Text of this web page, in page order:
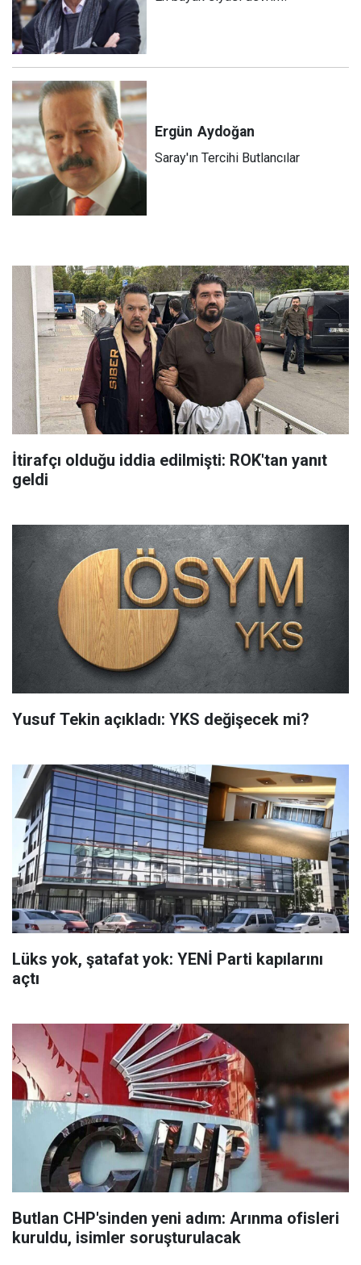
Ergün Aydoğan
Saray'ın Tercihi Butlancılar
İtirafçı olduğu iddia edilmişti: ROK'tan yanıt
geldi
Yusuf Tekin açıkladı: YKS değişecek mi?
Lüks yok, şatafat yok: YENİ Parti kapılarını
açtı
Butlan CHP'sinden yeni adım: Arınma ofisleri
kuruldu, isimler soruşturulacak